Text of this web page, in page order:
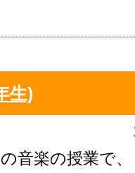
生)
音楽の授業で